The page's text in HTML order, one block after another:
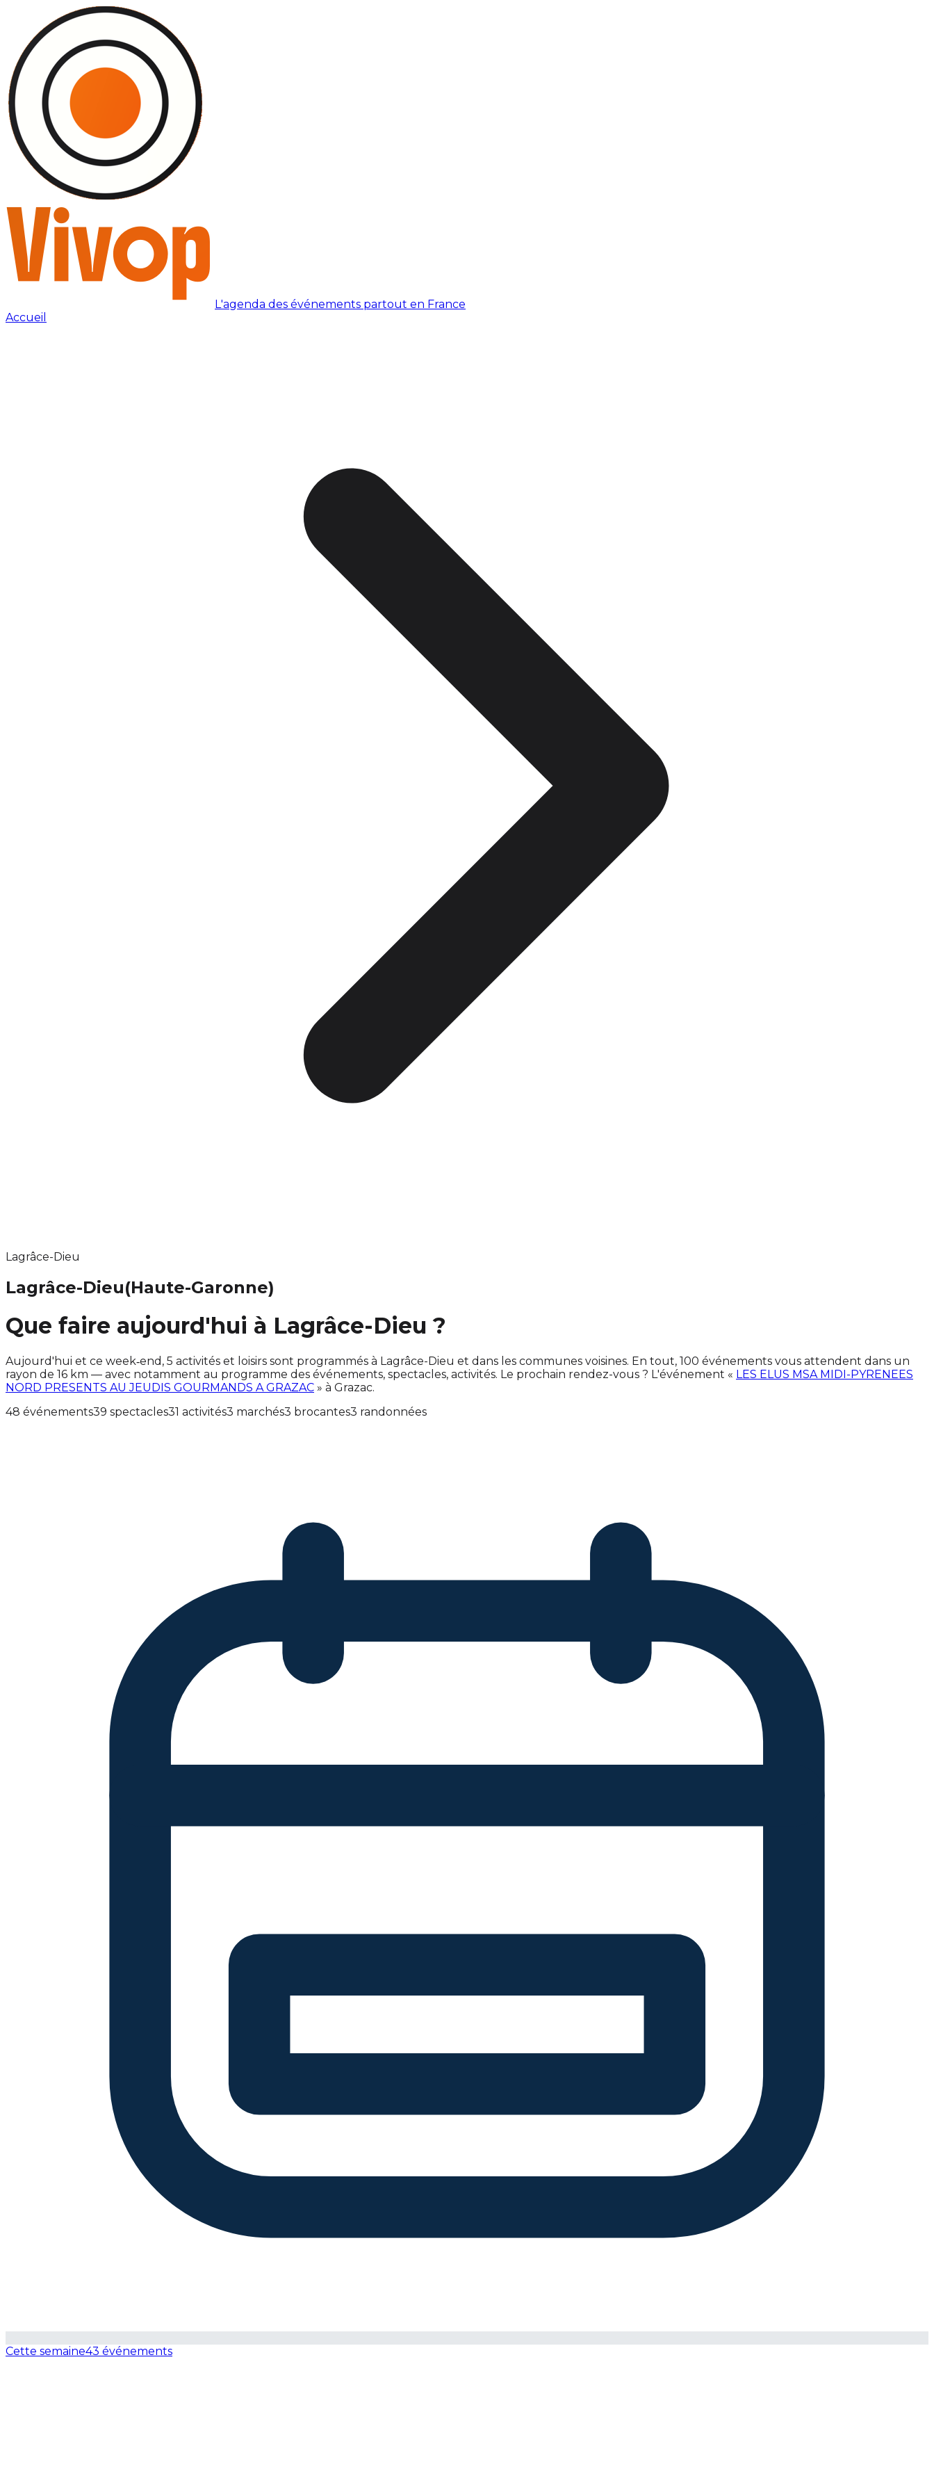
L'agenda des événements partout en France
Accueil
Lagrâce-Dieu
Lagrâce-Dieu(Haute-Garonne)
Que faire aujourd'hui à Lagrâce-Dieu ?
Aujourd'hui et ce week‑end, 5 activités et loisirs sont programmés à Lagrâce-Dieu et dans les communes voisines. En tout, 100 événements vous attendent dans un
rayon de 16 km — avec notamment au programme des événements, spectacles, activités. Le prochain rendez-vous ? L'événement « LES ELUS MSA MIDI-PYRENEES
NORD PRESENTS AU JEUDIS GOURMANDS A GRAZAC » à Grazac.
48 événements39 spectacles31 activités3 marchés3 brocantes3 randonnées
Cette semaine43 événements